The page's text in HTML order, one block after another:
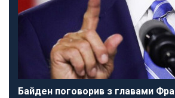
Байден поговорив з главами